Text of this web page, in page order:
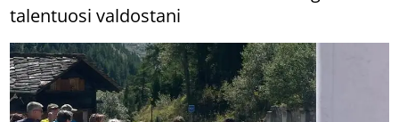
talentuosi valdostani